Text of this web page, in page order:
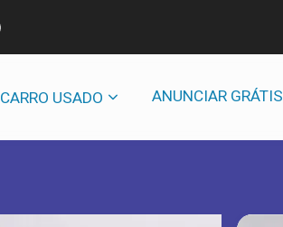
CARRO USADO ANUNCIAR GRÁTIS